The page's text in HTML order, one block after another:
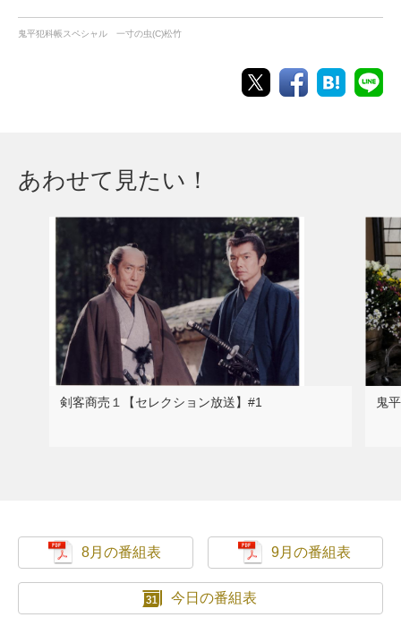
鬼平犯科帳スペシャル 一寸の虫(C)松竹
あわせて見たい！
剣客商売１【セレクション放送】#1 鬼
8月の番組表 9月の番組表
今日の番組表